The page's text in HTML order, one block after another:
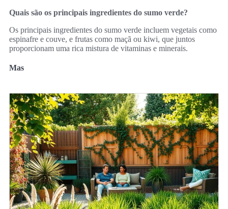
Quais são os principais ingredientes do sumo verde?
Os principais ingredientes do sumo verde incluem vegetais como
espinafre e couve, e frutas como maçã ou kiwi, que juntos
proporcionam uma rica mistura de vitaminas e minerais.
Mas